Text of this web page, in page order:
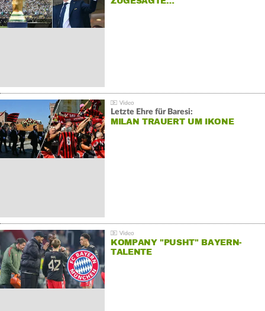
Letzte Ehre für Baresi:
MILAN TRAUERT UM IKONE
KOMPANY "PUSHT" BAYERN-
TALENTE